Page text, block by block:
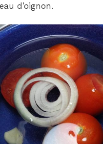
d’oignon.